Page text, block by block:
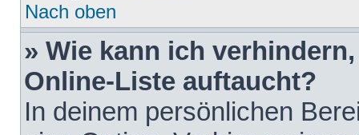
Nach oben
» Wie kann ich
Online-Liste auftaucht?
In deinem persönlichen